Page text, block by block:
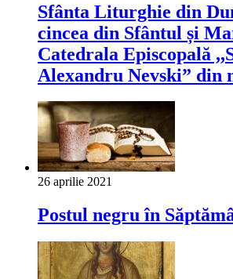
Sfânta Liturghie din
cincea din Sfântul și
Catedrala Episcopală
Alexandru Nevski” din
26 aprilie 2021
Postul negru în